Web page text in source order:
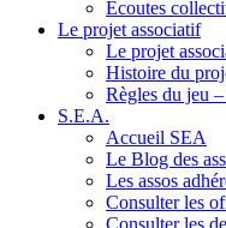
Écoutes
Le projet associatif
Le projet
Histoire du
Règles du jeu
S.E.A.
Accueil SEA
Le Blog des
Les assos
Consulter les
Consulter les